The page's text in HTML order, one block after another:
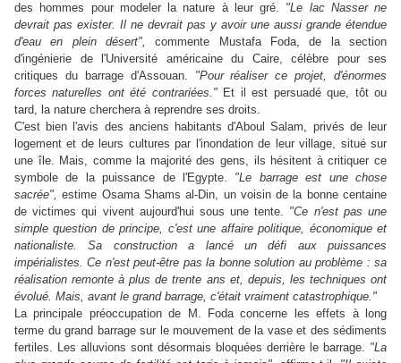
des hommes pour modeler la nature à leur gré. "Le lac Nasser ne
devrait pas exister. Il ne devrait pas y avoir une aussi grande étendue
d'eau en plein désert",
commente Mustafa Foda, de la section
d'ingénierie de l'Université américaine du Caire, célèbre pour ses
critiques du barrage d'Assouan. "Pour réaliser ce projet, d'énormes
forces naturelles ont été contrariées."Et il est persuadé que, tôt ou
tard, la nature cherchera à reprendre ses droits.
C'est bien l'avis des anciens habitants d'Aboul Salam, privés de leur
logement et de leurs cultures par l'inondation de leur village, situé sur
une île. Mais, comme la majorité des gens, ils hésitent à critiquer ce
symbole de la puissance de l'Egypte. "Le barrage est une chose
sacrée", estime Osama Shams al-Din, un voisin de la bonne centaine
de victimes qui vivent aujourd'hui sous une tente. "Ce n'est pas une
simple question de principe, c'est une affaire politique, économique et
nationaliste. Sa construction a lancé un défi aux puissances
impérialistes. Ce n'est peut-être pas la bonne solution au problème : sa
réalisation remonte à plus de trente ans et, depuis, les techniques ont
évolué. Mais, avant le grand barrage, c'était vraiment catastrophique."
La principale préoccupation de M. Foda concerne les effets à long
terme du grand barrage sur le mouvement de la vase et des sédiments
fertiles. Les alluvions sont désormais bloquées derrière le barrage. "La